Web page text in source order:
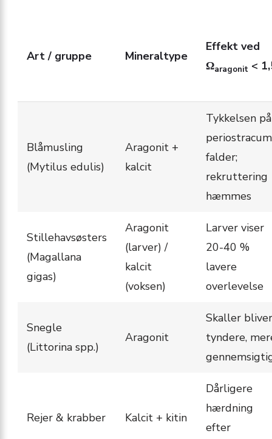
Art / gruppe Mineraltype
Effekt ved
Ωaragonit <
Blåmusling
(Mytilus edulis)
Aragonit +
kalcit
Tykkelsen på
periostracum
falder;
rekruttering
hæmmes
Stillehavsøsters
(Magallana
gigas)
Aragonit
(larver) /
kalcit
(voksen)
Larver viser
20-40 %
lavere
overlevelse
Snegle
(Littorina spp.)
Aragonit
Skaller bliver
tyndere,
Rejer & krabber Kalcit + kitin
Dårligere
hærdning
efter